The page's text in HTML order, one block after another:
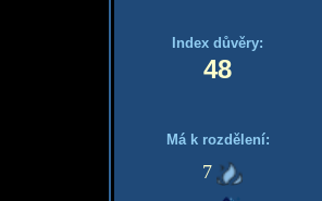
Index důvěry:
48
Má k rozdělení:
7